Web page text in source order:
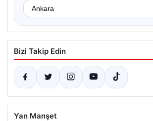
Bizi Takip Edin
Yan Manşet